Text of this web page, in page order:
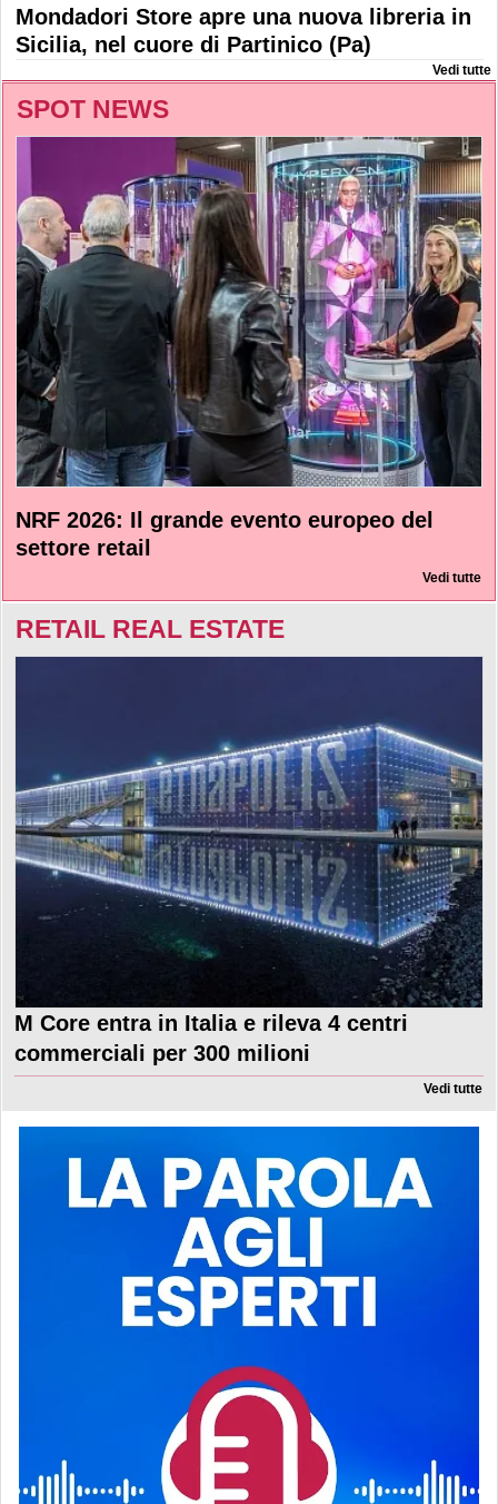
Mondadori Store apre una nuova libreria in
Sicilia, nel cuore di Partinico (Pa)
Vedi tutte
SPOT NEWS
NRF 2026: Il grande evento europeo del
settore retail
Vedi tutte
RETAIL REAL ESTATE
M Core entra in Italia e rileva 4 centri
commerciali per 300 milioni
Vedi tutte